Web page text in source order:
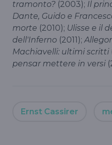
tramonto? (2003); Il
Dante, Guido e
morte (2010); Ulisse e il
dell'Inferno (2011);
Machiavelli: ultimi scritti
pensar mettere in versi
Ernst Cassirer